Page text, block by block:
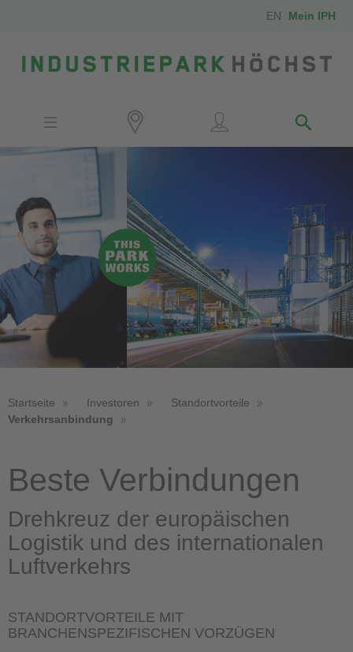
EN Mein IPH
IPH-Mitarbeiter
Nachbarn
Kontakt
Anfahrt
Startseite Investoren
Standortvorteile
Verkehrsanbindung
Beste Verbindungen
Drehkreuz der europäischen
Logistik und des internationalen
Luftverkehrs
STANDORTVORTEILE MIT
BRANCHENSPEZIFISCHEN VORZÜGEN